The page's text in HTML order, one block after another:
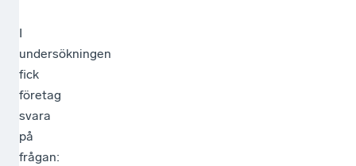
I
undersökningen
fick
företag
svara
på
frågan: